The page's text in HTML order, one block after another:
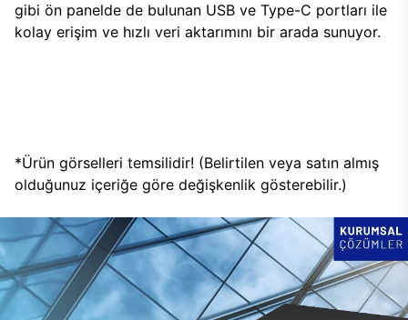
gibi ön panelde de bulunan USB ve Type-C portları ile
kolay erişim ve hızlı veri aktarımını bir arada sunuyor.
*Ürün görselleri temsilidir! (Belirtilen veya satın almış
olduğunuz içeriğe göre değişkenlik gösterebilir.)